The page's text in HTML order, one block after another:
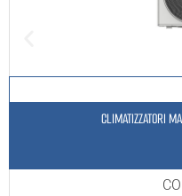
CLIMATIZZATORI